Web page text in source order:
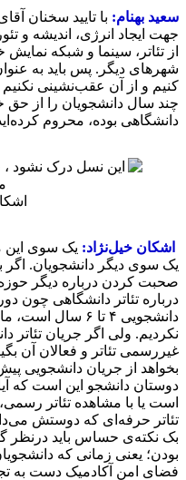
سعید بهنام: با تایید سخنان
جهت ایجاد انرژی، اندیشه و
از تئاتر، سینما و شبکه
شهرهای دیگر. پس باید به
کنیم و از آن عقب‌نشینی
چند سال دانشجویان را از حق
دانشگاهی بوده، محروم
اشکان خیل‌نژاد: یک سوی این
یک سوی دیگر دانشجویان.
صحبت کردن درباره دیگر
درباره تئاتر دانشگاهی چون
دانشجویی ۴ تا ۶
نکردیم. ولی اگر جریان تئاتر
غیررسمی تئاتر و فعالان آن
بخواهد از جریان دانشجویی
دوستان دانشجو این است که
است یا با مشاهده تئاتر
تئاتر حرفه‌ای که دوستش
بک نکته‌ی حساس باید درنظر
بودن؛ یعنی زمانی که
فضای امن آکادمیک دست به